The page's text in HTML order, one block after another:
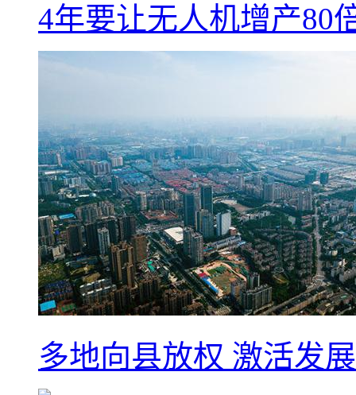
4年要让无人机增产80
多地向县放权 激活发